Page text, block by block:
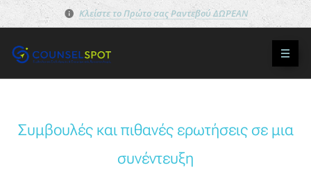
Κλείστε το Πρώτο σας Ραντεβού ΔΩΡΕΑΝ
Συμβουλές και πιθανές ερωτήσεις σε μια
συνέντευξη